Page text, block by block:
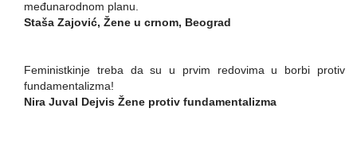
međunarodnom planu.
Staša Zajović, Žene u crnom, Beograd
Feministkinje treba da su u prvim redovima u borbi protiv
fundamentalizma!
Nira Juval Dejvis Žene protiv fundamentalizma